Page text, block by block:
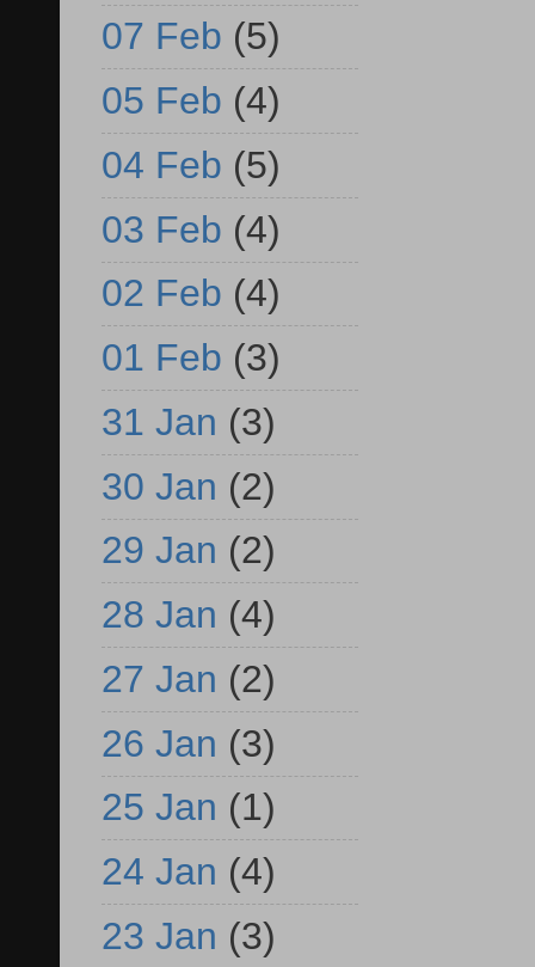
07 Feb (5)
05 Feb (4)
04 Feb (5)
03 Feb (4)
02 Feb (4)
01 Feb (3)
31 Jan (3)
30 Jan (2)
29 Jan (2)
28 Jan (4)
27 Jan (2)
26 Jan (3)
25 Jan (1)
24 Jan (4)
23 Jan (3)